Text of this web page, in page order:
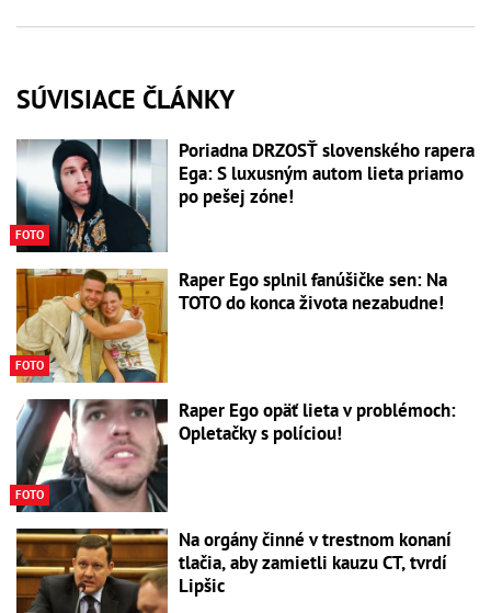
SÚVISIACE ČLÁNKY
FOTO
Poriadna DRZOSŤ slovenského rapera
Ega: S luxusným autom lieta priamo
po pešej zóne!
FOTO
Raper Ego splnil fanúšičke sen: Na
TOTO do konca života nezabudne!
FOTO
Raper Ego opäť lieta v problémoch:
Opletačky s políciou!
Na orgány činné v trestnom konaní
tlačia, aby zamietli kauzu CT, tvrdí
Lipšic